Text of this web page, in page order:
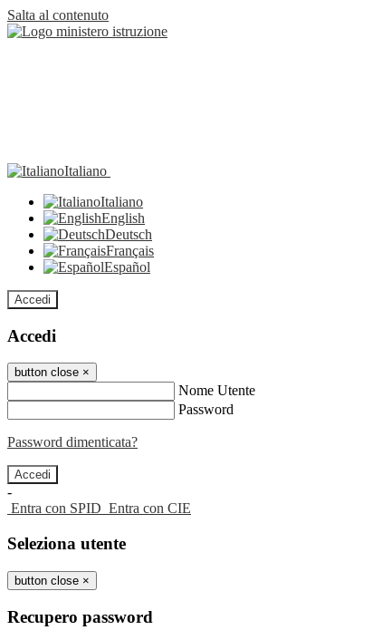
Salta al contenuto
Italiano
Italiano
English
Deutsch
Français
Español
Accedi
Accedi
button close ×
Nome Utente
Password
Password dimenticata?
-
Entra con SPID Entra con CIE
Seleziona utente
button close ×
Recupero password